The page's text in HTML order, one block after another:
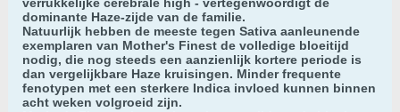
dominante Haze-zijde van de familie.
Natuurlijk hebben de meeste tegen Sativa aanleunende
exemplaren van Mother's Finest de volledige bloeitijd
nodig, die nog steeds een aanzienlijk kortere periode is
dan vergelijkbare Haze kruisingen. Minder frequente
fenotypen met een sterkere Indica invloed kunnen binnen
acht weken volgroeid zijn.